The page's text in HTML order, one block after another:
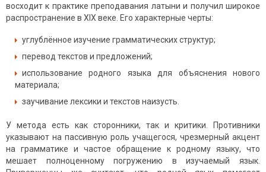
восходит к практике преподавания латыни и получил широкое
распространение в XIX веке. Его характерные черты:
углублённое изучение грамматических структур;
перевод текстов и предложений;
использование родного языка для объяснения нового
материала;
заучивание лексики и текстов наизусть.
У метода есть как сторонники, так и критики. Противники
указывают на пассивную роль учащегося, чрезмерный акцент
на грамматике и частое обращение к родному языку, что
мешает полноценному погружению в изучаемый язык.